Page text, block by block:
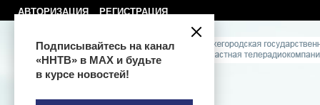
АВТОРИЗАЦИЯ РЕГИСТРАЦИЯ
Подписывайтесь на канал
«ННТВ» в МАХ и будьте
в курсе новостей!